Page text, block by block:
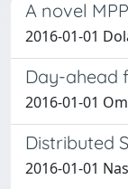
A novel
2016-01-01
Day-ahead
2016-01-01
Distributed
2016-01-01